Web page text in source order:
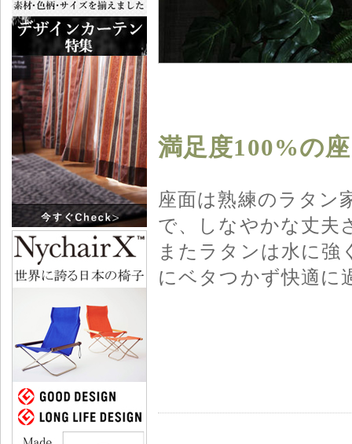
満足度100%の
座面は熟練のラタン
で、しなやかな丈夫
またラタンは水に強
にベタつかず快適に